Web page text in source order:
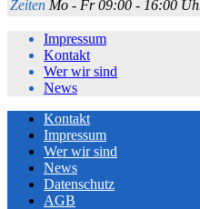
Zeiten Mo - Fr 09:00 - 16:00
Impressum
Kontakt
Wer wir sind
News
Kontakt
Impressum
Wer wir sind
News
Datenschutz
AGB